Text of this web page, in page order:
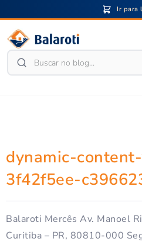
Ir para
dynamic-
3f42f5ee-
Balaroti Mercês Av. Manoel
Curitiba – PR, 80810-000